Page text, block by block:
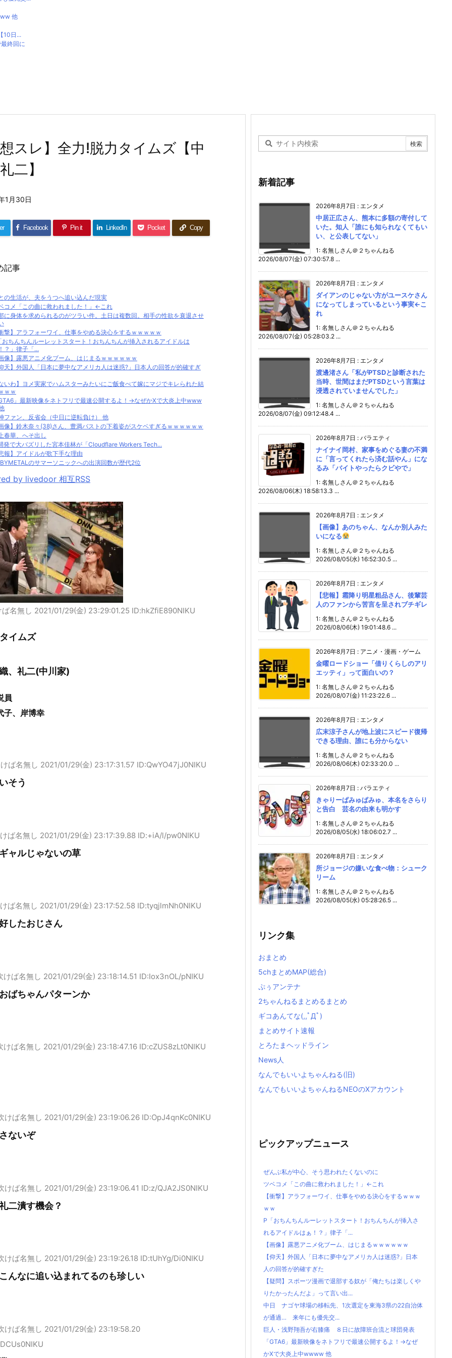
他
10日...
終回に
スレ】全力!脱力タイムズ【中
二】
1月30日
Facebook Pin it LinkedIn Pocket Copy
記事
の生活が、夫をうつへ追い込んだ現実
コメ「この曲に救われました！」←これ
に身体を求められるのがツラい件。土日は複数回。相手の性欲を衰退させ
撃】アラフォーワイ、仕事をやめる決心をするｗｗｗｗｗ
おちんちんルーレットスタート！おちんちんが挿入されるアイドルは
？」律子「...
像】露悪アニメ化ブーム、はじまるｗｗｗｗｗｗ
天】外国人「日本に夢中なアメリカ人は迷惑?」日本人の回答が的確すぎ
いわ】ヨメ実家でハムスターみたいにご飯食べて嫁にマジでキレられた結
ｗｗ
」最新映像をネトフリで最速公開するよ！→なぜかXで大炎上中www
ファン、反省会（中日に逆転負け） 他
像】鈴木奈々(38)さん、豊満バストの下着姿がスケベすぎるｗｗｗｗｗｗ
春華、へそ出し
発で大バズリした宮本佳林が「Cloudflare Workers Tech...
報】アイドルが歌下手な理由
のサマーソニックへの出演回数が歴代2位
by livedoor 相互RSS
名無し 2021/01/29(金) 23:29:01.25 ID:hkZfiE890NIKU
イムズ
、礼二(中川家)
員
子、岸博幸
ば名無し 2021/01/29(金) 23:17:31.57 ID:QwYO47jJ0NIKU
そう
ば名無し 2021/01/29(金) 23:17:39.88 ID:+iA/l/pw0NIKU
ャルじゃないの草
ば名無し 2021/01/29(金) 23:17:52.58 ID:tyqjlmNh0NIKU
したおじさん
けば名無し 2021/01/29(金) 23:18:14.51 ID:Iox3nOL/pNIKU
ばちゃんパターンか
けば名無し 2021/01/29(金) 23:18:47.16 ID:cZUS8zLt0NIKU
けば名無し 2021/01/29(金) 23:19:06.26 ID:OpJ4qnKc0NIKU
ないぞ
けば名無し 2021/01/29(金) 23:19:06.41 ID:z/QJA2JS0NIKU
二潰す機会？
けば名無し 2021/01/29(金) 23:19:26.18 ID:tUhYg/Di0NIKU
んなに追い込まれてるのも珍しい
けば名無し 2021/01/29(金) 23:19:58.20
新着記事
2026年8月7日 : エンタメ
中居正広さん、熊本に多額の寄付して
いた。知人「誰にも知られなくてもい
い、と公表してない」
1: 名無しさん＠２ちゃんねる
2026/08/07(金) 07:30:57.8 ...
2026年8月7日 : エンタメ
ダイアンのじゃない方がユースケさん
になってしまっているという事実←こ
れ
1: 名無しさん＠２ちゃんねる
2026/08/07(金) 05:28:03.2 ...
2026年8月7日 : エンタメ
渡邊渚さん「私がPTSDと診断された
当時、世間はまだPTSDという言葉は
浸透されていませんでした」
1: 名無しさん＠２ちゃんねる
2026/08/07(金) 09:12:48.4 ...
2026年8月7日 : バラエティ
ナイナイ岡村、家事をめぐる妻の不満
に「言ってくれたら済む話やん」にな
るみ「バイトやったらクビやで」
1: 名無しさん＠２ちゃんねる
2026/08/06(木) 18:58:13.3 ...
2026年8月7日 : エンタメ
【画像】あのちゃん、なんか別人みた
いになる
1: 名無しさん＠２ちゃんねる
2026/08/05(水) 16:52:30.5 ...
2026年8月7日 : エンタメ
【悲報】霜降り明星粗品さん、後輩芸
人のファンから苦言を呈されブチギレ
1: 名無しさん＠２ちゃんねる
2026/08/06(木) 19:01:48.6 ...
2026年8月7日 : アニメ・漫画・ゲーム
金曜ロードショー「借りくらしのアリ
エッティ」って面白いの？
1: 名無しさん＠２ちゃんねる
2026/08/07(金) 11:23:22.6 ...
2026年8月7日 : エンタメ
広末涼子さんが地上波にスピード復帰
できる理由、誰にも分からない
1: 名無しさん＠２ちゃんねる
2026/08/06(木) 02:33:20.0 ...
2026年8月7日 : バラエティ
きゃりーぱみゅぱみゅ、本名をさらり
と告白 芸名の由来も明かす
1: 名無しさん＠２ちゃんねる
2026/08/05(水) 18:06:02.7 ...
2026年8月7日 : エンタメ
所ジョージの嫌いな食べ物：シューク
リーム
1: 名無しさん＠２ちゃんねる
2026/08/05(水) 05:28:26.5 ...
リンク集
おまとめ
5chまとめMAP(総合)
ぷぅアンテナ
2ちゃんねるまとめるまとめ
ギコあんてな(,,ﾟДﾟ)
まとめサイト速報
とろたまヘッドライン
News人
なんでもいいよちゃんねる(旧)
なんでもいいよちゃんねるNEOのXアカウント
ピックアップニュース
ぜんぶ私が中心、そう思われたくないのに
ツベコメ「この曲に救われました！」←これ
【衝撃】アラフォーワイ、仕事をやめる決心をするｗｗｗ
ｗｗ
P「おちんちんルーレットスタート！おちんちんが挿入さ
れるアイドルはぁ！？」律子「...
【画像】露悪アニメ化ブーム、はじまるｗｗｗｗｗｗ
【仰天】外国人「日本に夢中なアメリカ人は迷惑?」日本
人の回答が的確すぎた
【疑問】スポーツ漫画で退部する奴が「俺たちは楽しくや
りたかったんだよ」って言い出...
中日 ナゴヤ球場の移転先、1次選定を東海3県の22自治体
が通過… 来年にも優先交...
巨人・浅野翔吾が右膝痛 ８日に故障班合流と球団発表
「GTA6」最新映像をネトフリで最速公開するよ！→なぜ
かXで大炎上中wwww 他